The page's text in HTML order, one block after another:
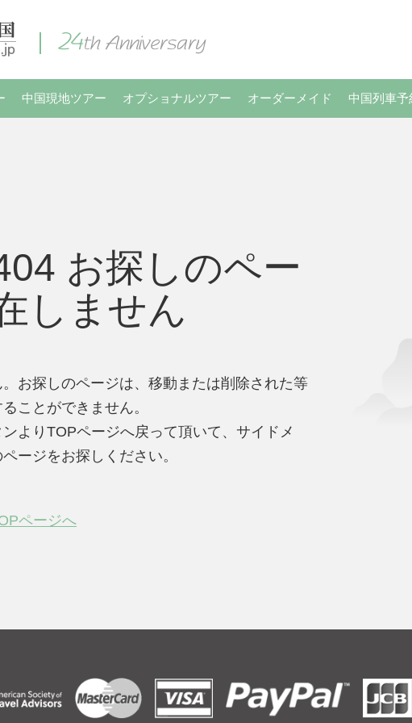
中国現地ツアー オプショナルツアー オーダーメイド 中国列車予
お探しのペー
しません
お探しのページは、移動または削除された等
ことができません。
よりTOPページへ戻って頂いて、サイドメ
ージをお探しください。
ページへ